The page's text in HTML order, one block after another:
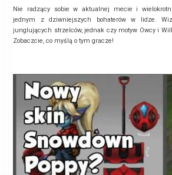
Nie radzący sobie w aktualnej mecie i
jednym z dziwniejszych bohaterów w lidze.
junglujących strzelców, jednak czy motyw Owcy i
Zobaczcie, co myślą o tym gracze!